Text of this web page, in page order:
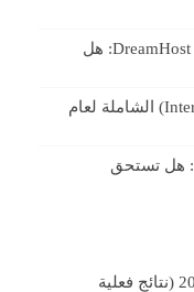
مراجعة استضافة دريم هوست DreamHost 2026: هل
مراجعة استضافة إنترسيرفر (InterServer) الشاملة لعام
مراجعة استضافة جرين جيكس 2026: هل تستحق
مقارنة أفضل شركات الاستضافة 2026 (نتائج فعلية